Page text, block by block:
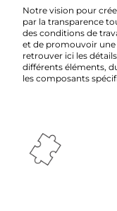
Notre vision pour
par la transparence
des conditions de
et de promouvoir
retrouver ici les
différents éléments,
les composants